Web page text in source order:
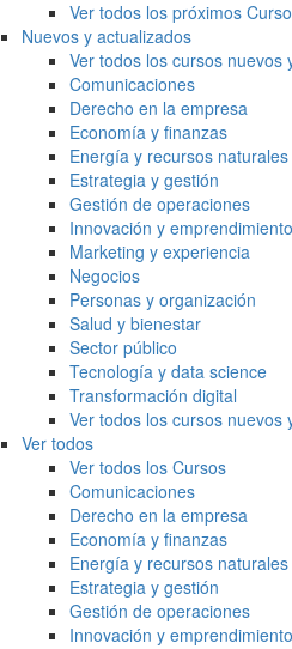
Ver todos los próximos
Nuevos y actualizados
Ver todos los cursos nuevos
Comunicaciones
Derecho en la empresa
Economía y finanzas
Energía y recursos naturales
Estrategia y gestión
Gestión de operaciones
Innovación y emprendimiento
Marketing y experiencia
Negocios
Personas y organización
Salud y bienestar
Sector público
Tecnología y data science
Transformación digital
Ver todos los cursos nuevos
Ver todos
Ver todos los Cursos
Comunicaciones
Derecho en la empresa
Economía y finanzas
Energía y recursos naturales
Estrategia y gestión
Gestión de operaciones
Innovación y emprendimiento